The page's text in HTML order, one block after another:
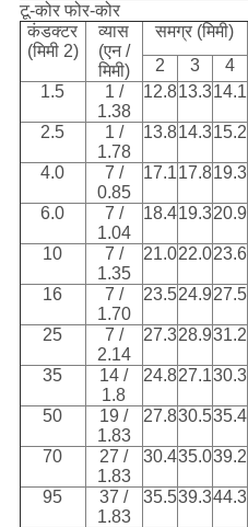
टू-कोर फोर-कोर
कंडक्टर
(मिमी 2)
व्यास
(एन /
मिमी)
समग्र (मिमी)
2 3 4
1.5
1 /
1.38
12.813.314.1
2.5
1 /
1.78
13.814.315.2
4.0
7 /
0.85
17.117.819.3
6.0
7 /
1.04
18.419.320.9
10
7 /
1.35
21.022.023.6
16
7 /
1.70
23.524.927.5
25
7 /
2.14
27.328.931.2
35
14 /
1.8
24.827.130.3
50
19 /
1.83
27.830.535.4
70
27 /
1.83
30.435.039.2
95
37 /
1.83
35.539.344.3